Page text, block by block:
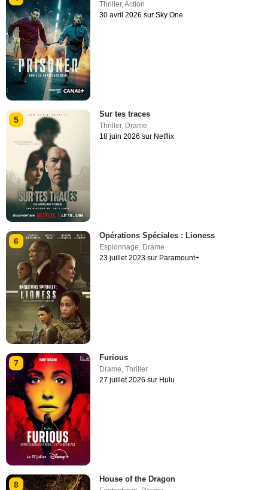
Thriller,Action
30 avril 2026 sur Sky One
5
Sur tes traces
Thriller, Drame
18 juin 2026 sur Netflix
6
Opérations Spéciales : Lioness
Espionnage, Drame
23 juillet 2023 sur Paramount+
7
Furious
Drame ,Thriller
27 juillet 2026 sur Hulu
8
House of the Dragon